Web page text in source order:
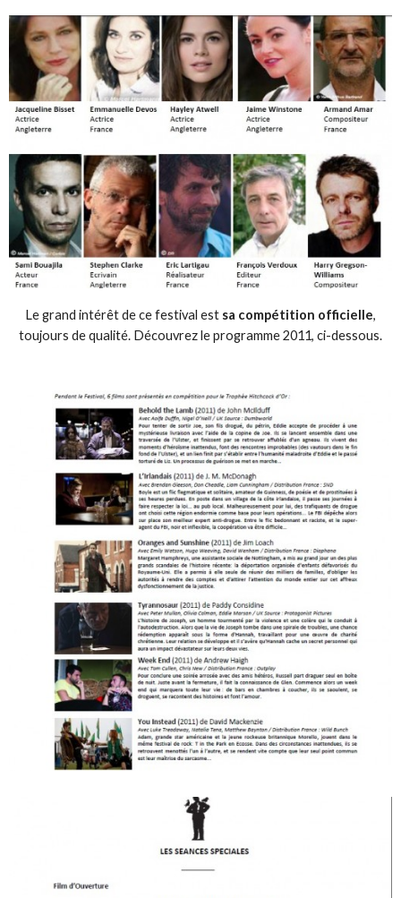
Le grand intérêt de ce festival est sa compétition officielle,
toujours de qualité. Découvrez le programme 2011, ci-dessous.